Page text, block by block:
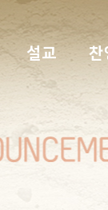
설교 찬